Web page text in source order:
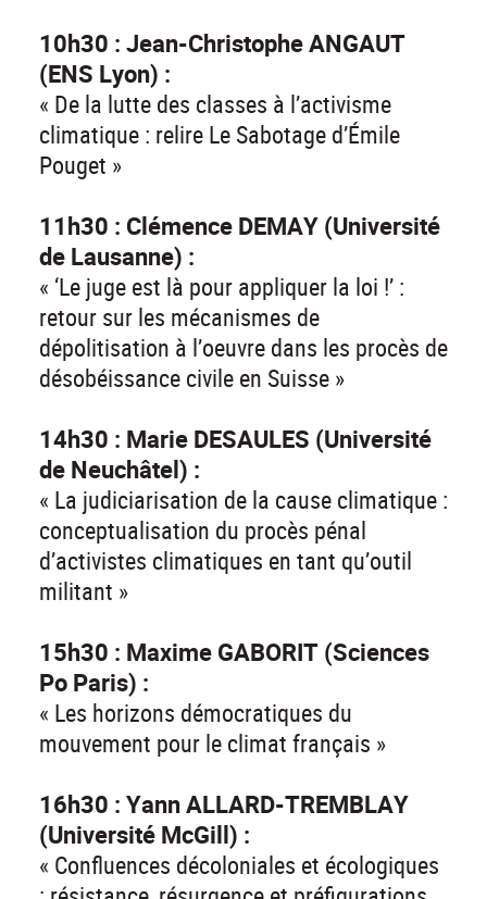
10h30 : Jean-Christophe ANGAUT
(ENS Lyon) :
« De la lutte des classes à l’activisme
climatique : relire Le Sabotage d’Émile
Pouget »
11h30 : Clémence DEMAY (Université
de Lausanne) :
« ‘Le juge est là pour appliquer la loi !’ :
retour sur les mécanismes de
dépolitisation à l’oeuvre dans les procès de
désobéissance civile en Suisse »
14h30 : Marie DESAULES (Université
de Neuchâtel) :
« La judiciarisation de la cause climatique :
conceptualisation du procès pénal
d’activistes climatiques en tant qu’outil
militant »
15h30 : Maxime GABORIT (Sciences
Po Paris) :
« Les horizons démocratiques du
mouvement pour le climat français »
16h30 : Yann ALLARD-TREMBLAY
(Université McGill) :
« Confluences décoloniales et écologiques